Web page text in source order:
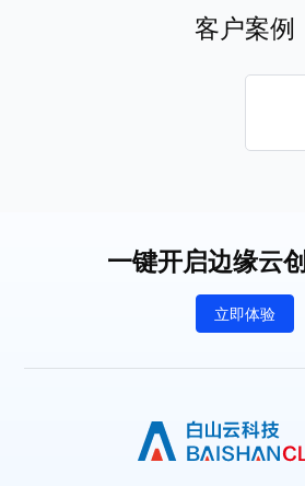
客户案例
一键开启边缘云
立即体验